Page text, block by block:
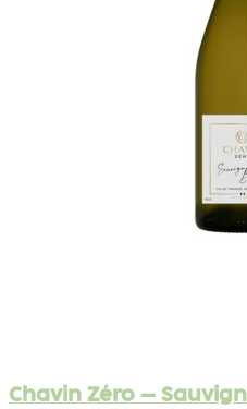
Chavin Zéro –